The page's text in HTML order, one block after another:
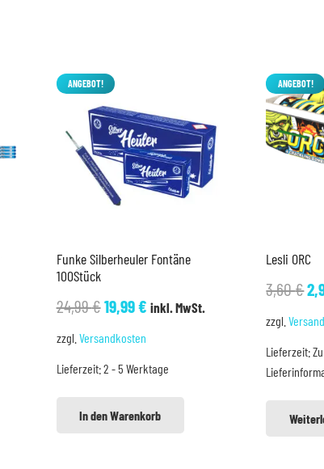
ANGEBOT!
Funke Silberheuler Fontäne
100Stück
24,99€Ursprünglicher
Preis
24,99 €
19,99€Aktueller
19,99 €.
inkl. MwSt.
zzgl. Versandkosten
Lieferzeit:2 - 5 Werktage
In den Warenkorb
ANGEBOT!
Lesli ORC
3,60€
zzgl.
Lieferzeit: